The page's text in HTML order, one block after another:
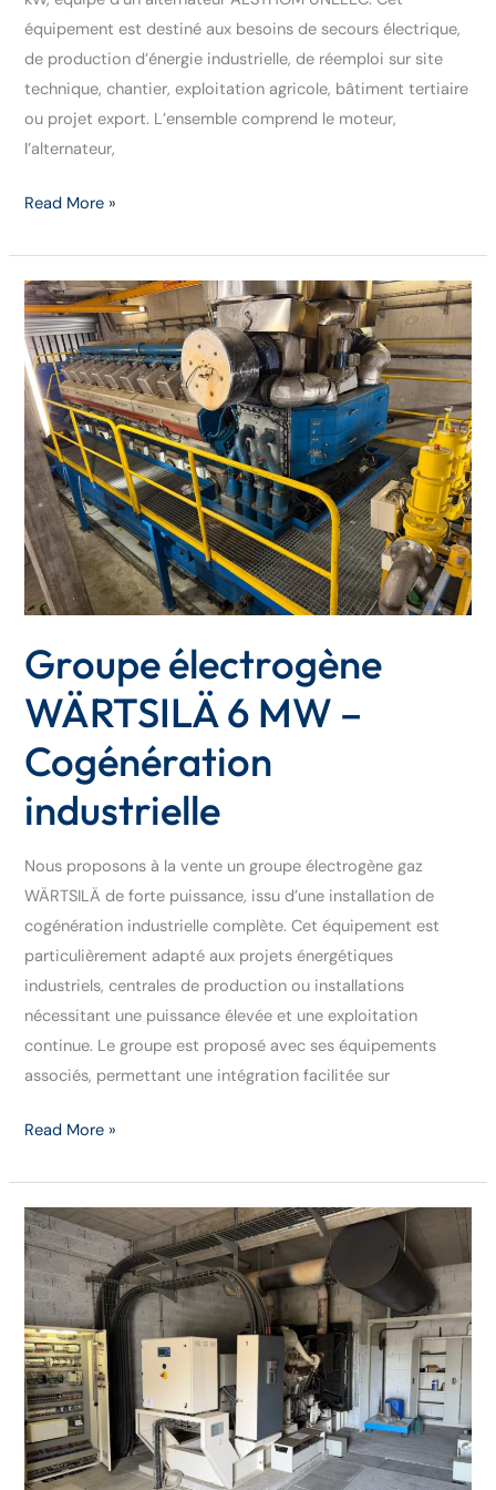
équipement est destiné aux besoins de secours électrique,
de production d’énergie industrielle, de réemploi sur site
technique, chantier, exploitation agricole, bâtiment tertiaire
ou projet export. L’ensemble comprend le moteur,
l’alternateur,
Read More »
Groupe électrogène
WÄRTSILÄ 6 MW –
Cogénération
industrielle
Nous proposons à la vente un groupe électrogène gaz
WÄRTSILÄ de forte puissance, issu d’une installation de
cogénération industrielle complète. Cet équipement est
particulièrement adapté aux projets énergétiques
industriels, centrales de production ou installations
nécessitant une puissance élevée et une exploitation
continue. Le groupe est proposé avec ses équipements
associés, permettant une intégration facilitée sur
Groupe
électrogène
WÄRTSILÄ
6
MW
–
Cogénération
industrielle
Read More »
Centrale
électrique
–
2
groupes
électrogènes
PERKINS
880
/